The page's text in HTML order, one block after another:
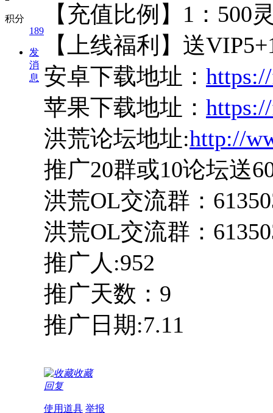
积分
189
发
消
息
【充值比例】1：500
【上线福利】送
安卓下载地址：
苹果下载地址：
洪荒论坛地址:http://
推广20群或10论坛送
洪荒OL交流群：
洪荒OL交流群：
推广人:952
推广天数：9
推广日期:7.11
收藏
回复
使用道具 举报